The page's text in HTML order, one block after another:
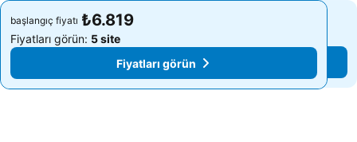
başlangıç fiyatı ₺6.819
Fiyatları görün: 5 site
Fiyatları görün
başlangıç fiyatı ₺6.819
Fiyatları görün: 5 site
Fiyatları görün